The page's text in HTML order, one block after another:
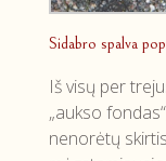
Sidabro spalva
Iš visų per
„aukso
nenorėtų